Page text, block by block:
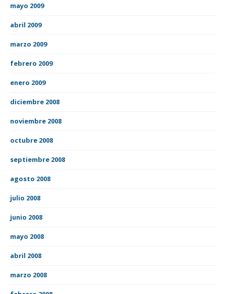
mayo 2009
abril 2009
marzo 2009
febrero 2009
enero 2009
diciembre 2008
noviembre 2008
octubre 2008
septiembre 2008
agosto 2008
julio 2008
junio 2008
mayo 2008
abril 2008
marzo 2008